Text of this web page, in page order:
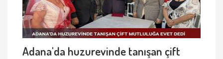
Adana'da huzurevinde tanışan çift